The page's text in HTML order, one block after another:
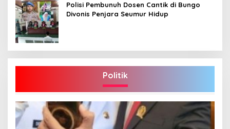
Polisi Pembunuh Dosen Cantik di Bungo
Divonis Penjara Seumur Hidup
Politik